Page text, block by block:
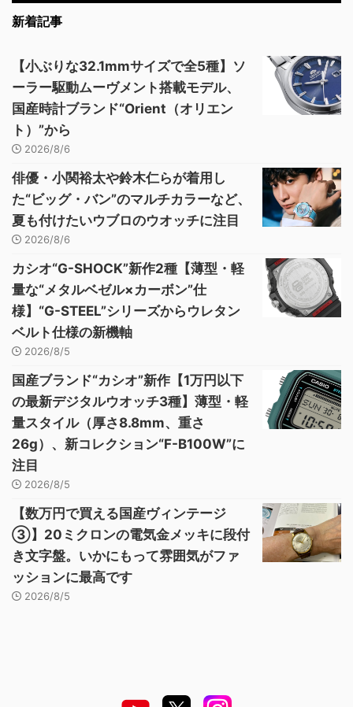
新着記事
【小ぶりな32.1mmサイズで全5種】ソ
ーラー駆動ムーヴメント搭載モデル、
国産時計ブランド“Orient（オリエン
ト）”から
2026/8/6
俳優・小関裕太や鈴木仁らが着用し
た“ビッグ・バン”のマルチカラーなど、
夏も付けたいウブロのウオッチに注目
2026/8/6
カシオ“G-SHOCK”新作2種【薄型・軽
量な“メタルベゼル×カーボン”仕
様】“G-STEEL”シリーズからウレタン
ベルト仕様の新機軸
2026/8/5
国産ブランド“カシオ”新作【1万円以下
の最新デジタルウオッチ3種】薄型・軽
量スタイル（厚さ8.8mm、重さ
26g）、新コレクション“F-B100W”に
注目
2026/8/5
【数万円で買える国産ヴィンテージ
③】20ミクロンの電気金メッキに段付
き文字盤。いかにもって雰囲気がファ
ッションに最高です
2026/8/5